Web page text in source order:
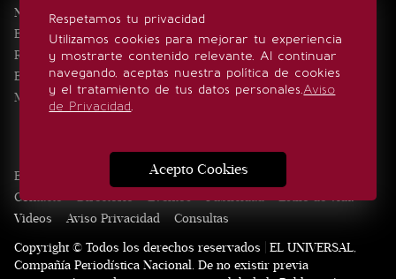
Respetamos tu privacidad
Utilizamos cookies para mejorar tu experiencia
y mostrarte contenido relevante. Al continuar
navegando, aceptas nuestra política de cookies
y el tratamiento de tus datos personales.Aviso
de Privacidad.
Acepto Cookies
Noticias
Eventos
Realeza
Estilo de vida
Minuto x Minuto
SÍGUENOS
Edición Impresa Noticias Quiénes somos
Contacto
Directorio Eventos Publicidad
Estilo de vida
Videos
Aviso Privacidad
Consultas
Copyright © Todos los derechos reservados | EL UNIVERSAL,
Compañía Periodística Nacional. De no existir previa